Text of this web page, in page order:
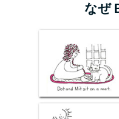
なぜ